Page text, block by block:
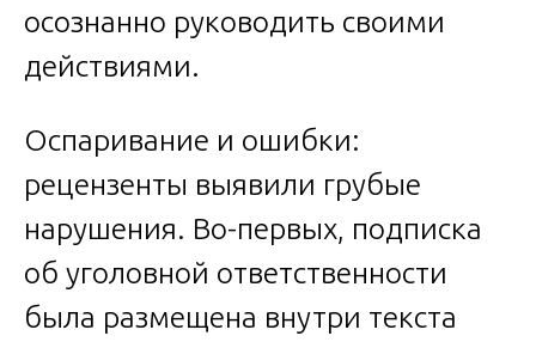
осознанно руководить своими
действиями.
Оспаривание и ошибки:
рецензенты выявили грубые
нарушения. Во-первых, подписка
об уголовной ответственности
была размещена внутри текста